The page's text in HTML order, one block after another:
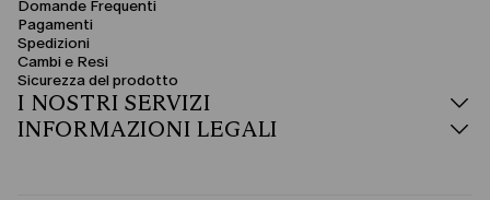
Domande Frequenti
Pagamenti
Spedizioni
Cambi e Resi
Sicurezza del prodotto
I NOSTRI SERVIZI
INFORMAZIONI LEGALI